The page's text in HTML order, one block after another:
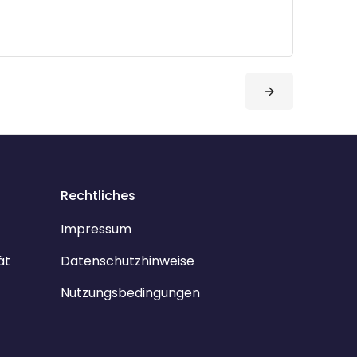
Rechtliches
Impressum
Datenschutzhinweise
Nutzungsbedingungen